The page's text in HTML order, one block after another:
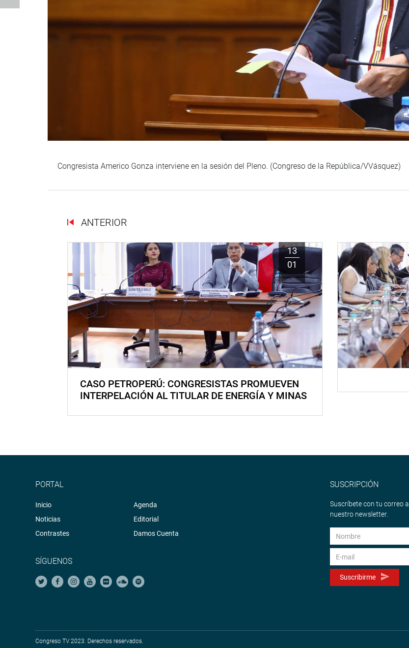
Congresista Americo Gonza interviene en la sesión del Pleno. (Congreso de la República/VVásquez)
ANTERIOR
13
01
CASO PETROPERÚ: CONGRESISTAS PROMUEVEN
INTERPELACIÓN AL TITULAR DE ENERGÍA Y MINAS
PORTAL
Inicio
Noticias
Contrastes
Agenda
Editorial
Damos Cuenta
SÍGUENOS
SUSCRIPCIÓN
Suscríbete con tu correo a
nuestro newsletter.
Suscribirme
Congreso TV 2023. Derechos reservados.